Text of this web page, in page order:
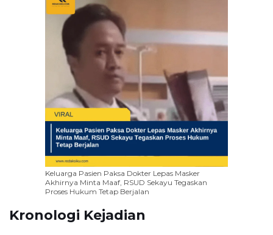
Keluarga Pasien Paksa Dokter Lepas Masker
Akhirnya Minta Maaf, RSUD Sekayu Tegaskan
Proses Hukum Tetap Berjalan
Kronologi Kejadian